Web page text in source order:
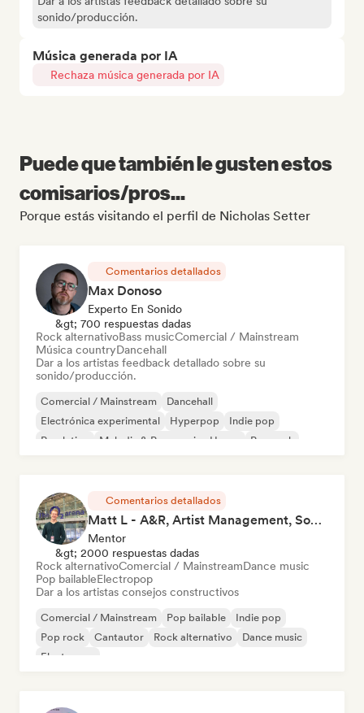
sonido/producción.
Música generada por IA
Rechaza música generada por IA
Puede que también le gusten estos
comisarios/pros...
Porque estás visitando el perfil de Nicholas Setter
Comentarios detallados
Max Donoso
Experto En Sonido
&gt; 700 respuestas dadas
Rock alternativoBass musicComercial / Mainstream
Música countryDancehall
Dar a los artistas feedback detallado sobre su
sonido/producción.
Comercial / Mainstream
Dancehall
Electrónica experimental
Hyperpop
Indie pop
Pop latino
Melodic & Progressive House Pop rock
Comentarios detallados
Matt L - A&R, Artist Management, Songwriter
Mentor
&gt; 2000 respuestas dadas
Rock alternativoComercial / MainstreamDance music
Pop bailableElectropop
Dar a los artistas consejos constructivos
Comercial / Mainstream Pop bailable
Indie pop
Pop rock
Cantautor Rock alternativo
Dance music
Electropop